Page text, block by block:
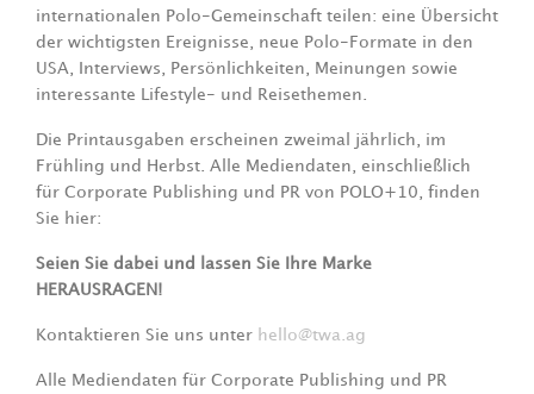
internationalen Polo-Gemeinschaft teilen: eine Übersicht
der wichtigsten Ereignisse, neue Polo-Formate in den
USA, Interviews, Persönlichkeiten, Meinungen sowie
interessante Lifestyle- und Reisethemen.
Die Printausgaben erscheinen zweimal jährlich, im
Frühling und Herbst. Alle Mediendaten, einschließlich
für Corporate Publishing und PR von POLO+10, finden
Sie hier:
Seien Sie dabei und lassen Sie Ihre Marke
HERAUSRAGEN!
Kontaktieren Sie uns unter hello@twa.ag
Alle Mediendaten für Corporate Publishing und PR